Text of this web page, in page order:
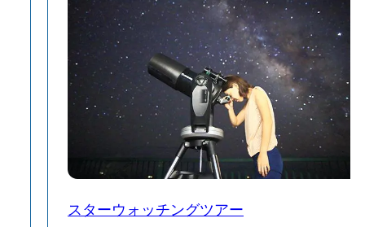
スターウォッチングツアー